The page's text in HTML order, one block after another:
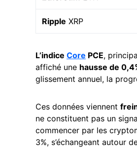
Ripple XRP
L’indice Core PCE,
affiché une hausse de
glissement annuel, la
Ces données viennent
ne constituent pas un
commencer par les
3%, s’échangeant autour